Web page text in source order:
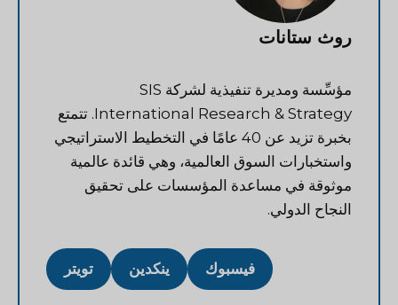
روث ستانات
مؤسِّسة ومديرة تنفيذية لشركة SIS
International Research & Strategy. تتمتع
بخبرة تزيد عن 40 عامًا في التخطيط الاستراتيجي
واستخبارات السوق العالمية، وهي قائدة عالمية
موثوقة في مساعدة المؤسسات على تحقيق
النجاح الدولي.
فيسبوك ينكدين تويتر